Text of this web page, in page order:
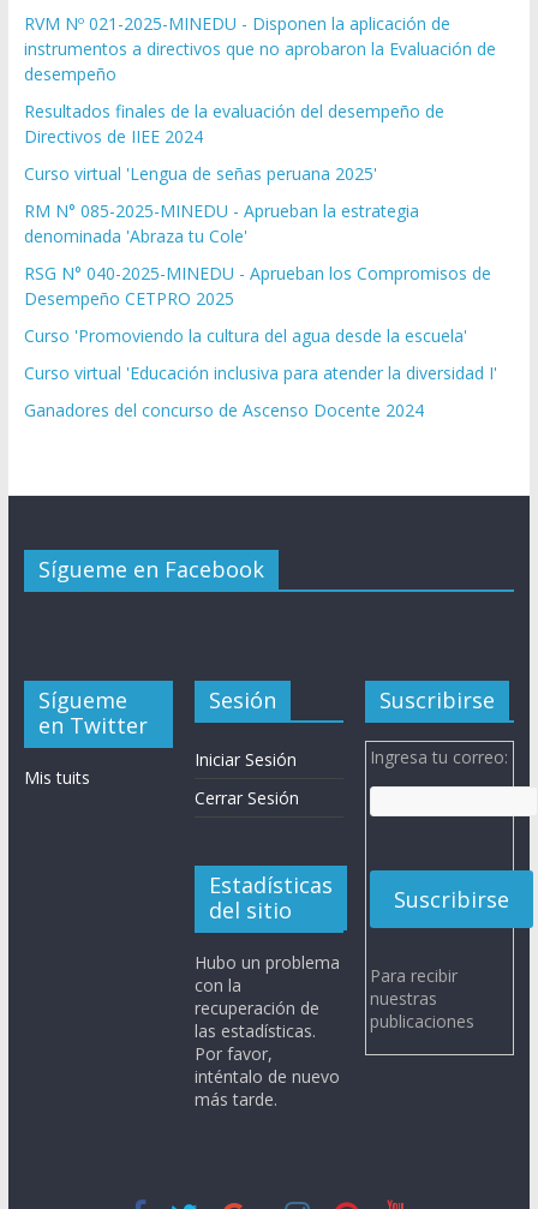
RVM Nº 021-2025-MINEDU - Disponen la aplicación de
instrumentos a directivos que no aprobaron la Evaluación de
desempeño
Resultados finales de la evaluación del desempeño de
Directivos de IIEE 2024
Curso virtual 'Lengua de señas peruana 2025'
RM N° 085-2025-MINEDU - Aprueban la estrategia
denominada 'Abraza tu Cole'
RSG N° 040-2025-MINEDU - Aprueban los Compromisos de
Desempeño CETPRO 2025
Curso 'Promoviendo la cultura del agua desde la escuela'
Curso virtual 'Educación inclusiva para atender la diversidad I'
Ganadores del concurso de Ascenso Docente 2024
Sígueme en Facebook
Sígueme
en Twitter
Mis tuits
Sesión
Iniciar Sesión
Cerrar Sesión
Estadísticas
del sitio
Hubo un problema
con la
recuperación de
las estadísticas.
Por favor,
inténtalo de nuevo
más tarde.
Suscribirse
Ingresa tu correo:
Para recibir
nuestras
publicaciones